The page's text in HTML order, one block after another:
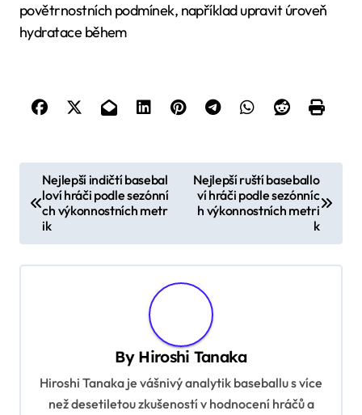
povětrnostních podmínek, například upravit úroveň
hydratace během
o
Nejlepší indičtí basebal
loví hráči podle sezónní
ch výkonnostních metr
ik
Nejlepší ruští baseballo
ví hráči podle sezónníc
h výkonnostních metri
k
By Hiroshi Tanaka
Hiroshi Tanaka je vášnivý analytik baseballu s více
než desetiletou zkušeností v hodnocení hráčů a